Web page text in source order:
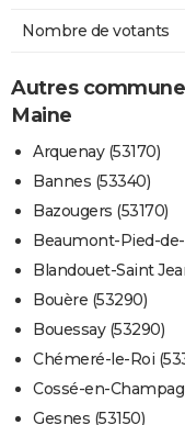
Nombre de votants
Autres
Maine
Arquenay (53170)
Bannes (53340)
Bazougers (53170)
Beaumont-Pied-
Blandouet-Saint
Bouère (53290)
Bouessay (53290)
Chémeré-le-Roi
Cossé-en-
Gesnes (53150)